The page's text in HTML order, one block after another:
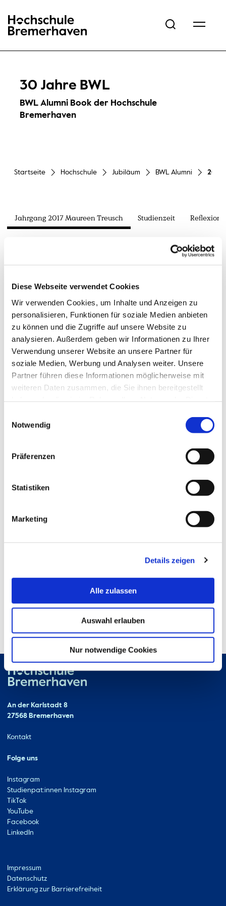
Diese Webseite verwendet Cookies
Wir verwenden Cookies, um Inhalte und Anzeigen zu
personalisieren, Funktionen für soziale Medien anbieten
zu können und die Zugriffe auf unsere Website zu
analysieren. Außerdem geben wir Informationen zu Ihrer
Verwendung unserer Website an unsere Partner für
soziale Medien, Werbung und Analysen weiter. Unsere
Partner führen diese Informationen möglicherweise mit
weiteren Daten zusammen, die Sie ihnen bereitgestellt
Notwendig
Präferenzen
Statistiken
Marketing
Details zeigen
Alle zulassen
Auswahl erlauben
Nur notwendige Cookies
Hochschule Bremerhaven
30 Jahre BWL
BWL Alumni Book der Hochschule
Bremerhaven
Startseite Hochschule Jubiläum BWL Alumni 2017
Jahrgang 2017 Maureen Treusch Studienzeit Reflexion
Geburtsjahr:
Kontakt
An der Karlstadt 8
27568 Bremerhaven
Ressourcen
Kontakt
Folge uns
Instagram
Studienpat:innen Instagram
TikTok
YouTube
Facebook
LinkedIn
Metabar
Impressum
Datenschutz
Erklärung zur Barrierefreiheit